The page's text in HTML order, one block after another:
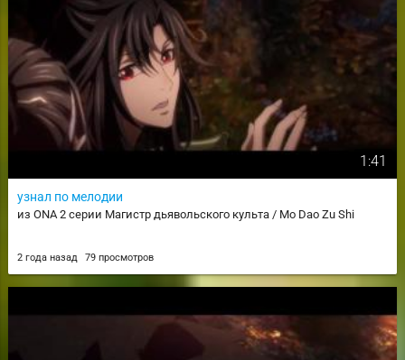
1:41
узнал по мелодии
из ONA 2 серии Магистр дьявольского культа / Mo Dao Zu Shi
2 года назад 79 просмотров